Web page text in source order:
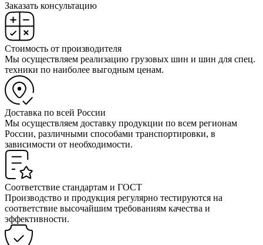
Заказать консультацию
Стоимость от производителя
Мы осуществляем реализацию грузовых шин и шин для спец.
техники по наиболее выгодным ценам.
Доставка по всей России
Мы осуществляем доставку продукции по всем регионам
России, различными способами транспортировки, в
зависимости от необходимости.
Соответствие стандартам и ГОСТ
Производство и продукция регулярно тестируются на
соответствие высочайшим требованиям качества и
эффективности.